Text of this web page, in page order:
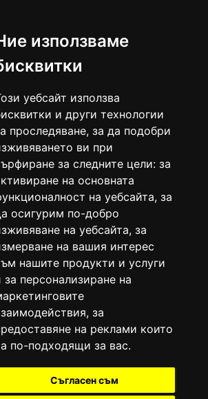
използваме
уебсайт използва
и други технологии
проследяване, за да подобри
ви при
за следните цели: за
на основната
на уебсайта, за
осигурим по-добро
на уебсайта, за
на вашия интерес
нашите продукти и услуги
за персонализиране на
, за
на реклами които
по-подходящи за вас.
Съгласен съм
година.
Ботев" 43
и абонаменти
вестника е регистрирано в националния
издания (Българска национална
ISSN 1312-4722.